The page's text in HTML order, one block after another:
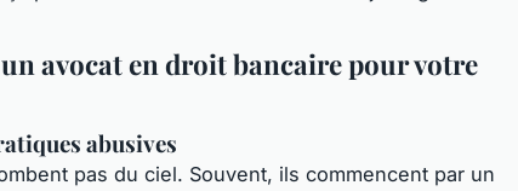
avocat en droit bancaire pour votre
abusives
pas du ciel. Souvent, ils commencent par un